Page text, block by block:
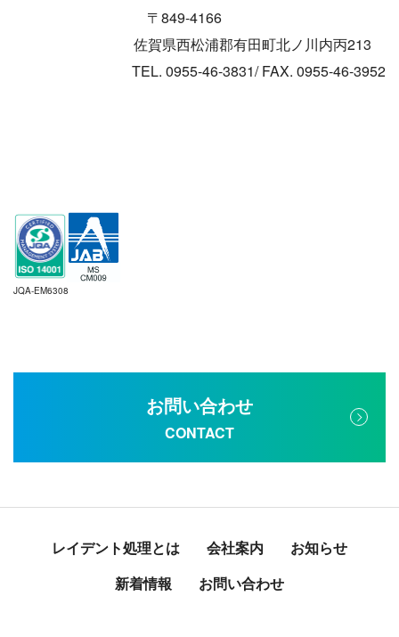
〒849-4166
佐賀県西松浦郡有田町北ノ川内丙213
TEL. 0955-46-3831/ FAX. 0955-46-3952
JQA-EM6308
お問い合わせ
CONTACT
レイデント処理とは 会社案内
お知らせ
新着情報
お問い合わせ